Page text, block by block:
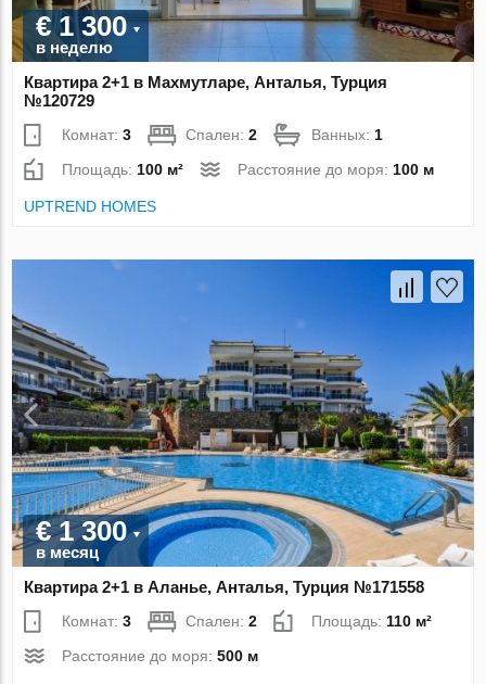
€ 1 300
в неделю
Квартира 2+1 в Махмутларе, Анталья, Турция
№120729
Комнат:3 Спален:2 Ванных: 1
Площадь: 100 м² Расстояние до моря: 100 м
UPTREND HOMES
€ 1 300
в месяц
Квартира 2+1 в Аланье, Анталья, Турция №171558
Комнат:3 Спален:2 Площадь:110 м²
Расстояние до моря:500 м